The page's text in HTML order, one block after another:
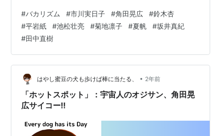
働く シングルマザー 清美は ひょんなことから 同僚の高
橋が 宇宙人であることを 知ってしまう。 それからとい
うもの、 ちょっとした頼み事を どんどんしていく清美。
なんだかんだで それを断れない高橋。 ところが 二人だ
けの秘密 の…
#バカリズム #市川実日子 #角田晃広 #鈴木杏
#平岩紙 #池松壮亮 #菊地凛子 #夏帆 #坂井真紀
#田中直樹
はやし蜜豆の犬も歩けば棒に当たる、 • 2年前
「ホットスポット」：宇宙人のオジサン、角田晃
広サイコー!!